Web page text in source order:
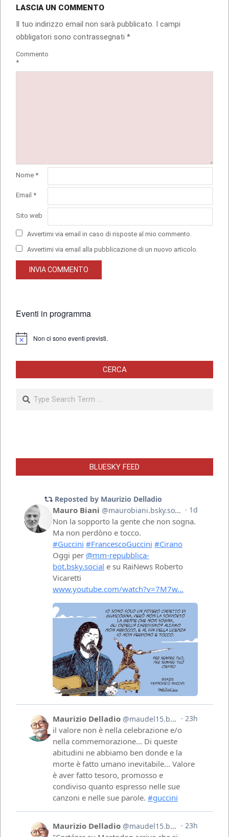
LASCIA UN COMMENTO
Il tuo indirizzo email non sarà pubblicato. I campi
obbligatori sono contrassegnati *
Commento
*
Nome *
Email *
Sito web
Avvertimi via email in caso di risposte al mio commento.
Avvertimi via email alla pubblicazione di un nuovo articolo.
Eventi in programma
Notice Non ci sono eventi previsti.
CERCA
Search
BLUESKY FEED